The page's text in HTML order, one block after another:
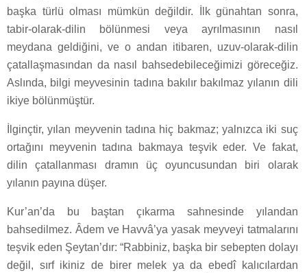
başka türlü olması mümkün değildir. İlk günahtan sonra,
tabir-olarak-dilin bölünmesi veya ayrılmasının nasıl
meydana geldiğini, ve o andan itibaren, uzuv-olarak-dilin
çatallaşmasından da nasıl bahsedebileceğimizi göreceğiz.
Aslında, bilgi meyvesinin tadına bakılır bakılmaz yılanın dili
ikiye bölünmüştür.
İlginçtir, yılan meyvenin tadına hiç bakmaz; yalnızca iki suç
ortağını meyvenin tadına bakmaya teşvik eder. Ve fakat,
dilin çatallanması dramın üç oyuncusundan biri olarak
yılanın payına düşer.
Kur’an’da bu baştan çıkarma sahnesinde yılandan
bahsedilmez. Âdem ve Havvâ’ya yasak meyveyi tatmalarını
teşvik eden Şeytan’dır: “Rabbiniz, başka bir sebepten dolayı
değil, sırf ikiniz de birer melek ya da ebedî kalıcılardan